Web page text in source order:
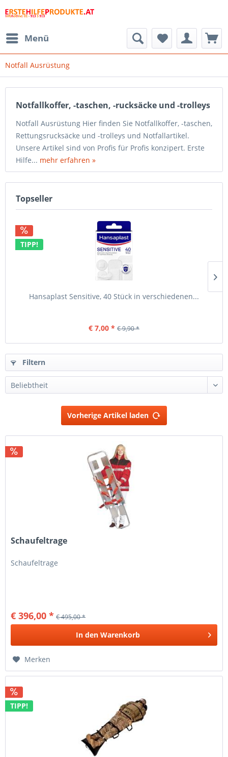
Menü
Notfall Ausrüstung
Notfallkoffer, -taschen, -rucksäcke und -trolleys
Notfall Ausrüstung Hier finden Sie Notfallkoffer, -taschen,
Rettungsrucksäcke und -trolleys und Notfallartikel.
Unsere Artikel sind von Profis für Profis konzipert. Erste
Hilfe... mehr erfahren »
Topseller
TIPP!
Hansaplast Sensitive, 40 Stück in verschiedenen...
€ 7,00 * € 9,90 *
Filtern
Vorherige Artikel laden
Schaufeltrage
Schaufeltrage
€ 396,00 * € 495,00 *
In den Warenkorb
Merken
TIPP!